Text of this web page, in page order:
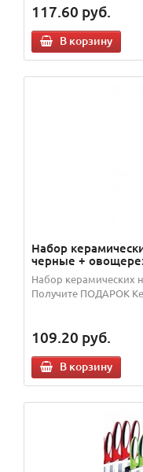
117.60 руб.
В корзину
Набор
черные +
Набор керамических
Получите ПОДАРОК
109.20 руб.
В корзину